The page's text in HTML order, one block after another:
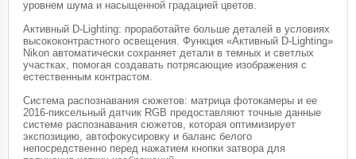
уровнем шума и насыщенной градацией цветов.
Активный D-Lighting: проработайте больше деталей в условиях
высококонтрастного освещения. Функция «Активный D-Lighting»
Nikon автоматически сохраняет детали в темных и светлых
участках, помогая создавать потрясающие изображения с
естественным контрастом.
Система распознавания сюжетов: матрица фотокамеры и ее
2016-пиксельный датчик RGB предоставляют точные данные
системе распознавания сюжетов, которая оптимизирует
экспозицию, автофокусировку и баланс белого
непосредственно перед нажатием кнопки затвора для